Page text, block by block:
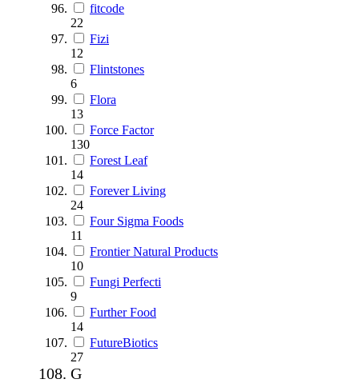
fitcode
22
Fizi
12
Flintstones
6
Flora
13
Force Factor
130
Forest Leaf
14
Forever Living
24
Four Sigma Foods
11
Frontier Natural Products
10
Fungi Perfecti
9
Further Food
14
FutureBiotics
27
G